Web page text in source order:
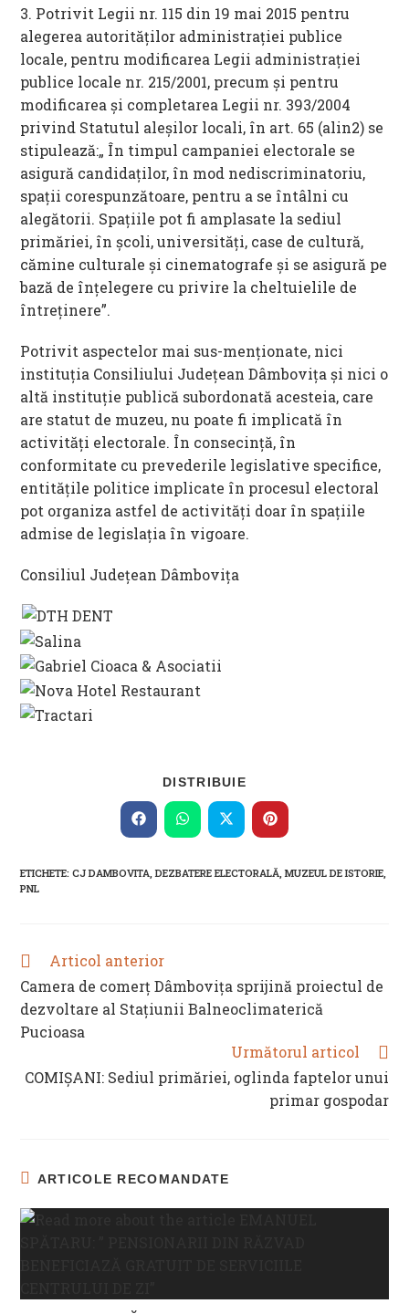
3. Potrivit Legii nr. 115 din 19 mai 2015 pentru
alegerea autorităților administrației publice
locale, pentru modificarea Legii administrației
publice locale nr. 215/2001, precum și pentru
modificarea și completarea Legii nr. 393/2004
privind Statutul aleșilor locali, în art. 65 (alin2) se
stipulează:„ În timpul campaniei electorale se
asigură candidaților, în mod nediscriminatoriu,
spații corespunzătoare, pentru a se întâlni cu
alegătorii. Spațiile pot fi amplasate la sediul
primăriei, în școli, universități, case de cultură,
cămine culturale și cinematografe și se asigură pe
bază de înțelegere cu privire la cheltuielile de
întreținere”.
Potrivit aspectelor mai sus-menționate, nici
instituția Consiliului Județean Dâmbovița și nici o
altă instituție publică subordonată acesteia, care
are statut de muzeu, nu poate fi implicată în
activități electorale. În consecință, în
conformitate cu prevederile legislative specifice,
entitățile politice implicate în procesul electoral
pot organiza astfel de activități doar în spațiile
admise de legislația în vigoare.
Consiliul Județean Dâmbovița
DISTRIBUIE
THIS
CONTENT
Opens
in
window
Opens
in
window
Opens
in
window
Opens
in
window
ETICHETE:CJ DAMBOVITA, DEZBATERE ELECTORALĂ, MUZEUL DE ISTORIE,
PNL
READ
ARTICLES
Articol anterior
Camera de comerț Dâmbovița sprijină proiectul de
dezvoltare al Stațiunii Balneoclimaterică
Pucioasa
Următorul articol
COMIȘANI: Sediul primăriei, oglinda faptelor unui
primar gospodar
ARTICOLE RECOMANDATE